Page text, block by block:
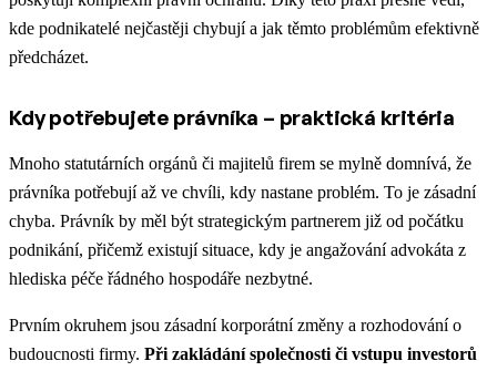
kde podnikatelé nejčastěji chybují a jak těmto problémům efektivně
předcházet.
Kdy potřebujete právníka – praktická kritéria
Mnoho statutárních orgánů či majitelů firem se mylně domnívá, že
právníka potřebují až ve chvíli, kdy nastane problém. To je zásadní
chyba. Právník by měl být strategickým partnerem již od počátku
podnikání, přičemž existují situace, kdy je angažování advokáta z
hlediska péče řádného hospodáře nezbytné.
Prvním okruhem jsou zásadní korporátní změny a rozhodování o
budoucnosti firmy. Při zakládání společnosti či vstupu investorů